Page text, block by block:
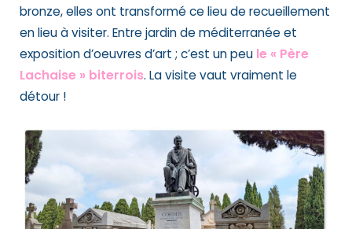
bronze, elles ont transformé ce lieu de recueillement
en lieu à visiter. Entre jardin de méditerranée et
exposition d’oeuvres d’art ; c’est un peu le « Père
Lachaise » biterrois. La visite vaut vraiment le
détour !